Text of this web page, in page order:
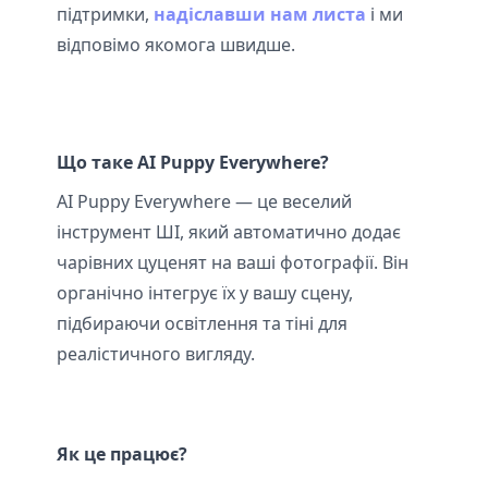
підтримки, надіславши нам листа і ми
відповімо якомога швидше.
Що таке AI Puppy Everywhere?
AI Puppy Everywhere — це веселий
інструмент ШІ, який автоматично додає
чарівних цуценят на ваші фотографії. Він
органічно інтегрує їх у вашу сцену,
підбираючи освітлення та тіні для
реалістичного вигляду.
Як це працює?